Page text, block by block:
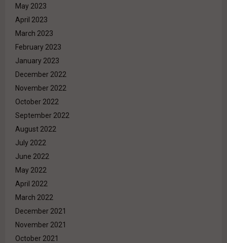
May 2023
April 2023
March 2023
February 2023
January 2023
December 2022
November 2022
October 2022
September 2022
August 2022
July 2022
June 2022
May 2022
April 2022
March 2022
December 2021
November 2021
October 2021